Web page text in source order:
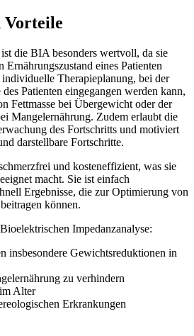
Vorteile
die BIA besonders wertvoll, da sie
eines Patienten
Therapieplanung, bei der
Patienten eingegangen werden kann,
Fettmasse bei Übergewicht oder der
Mangelernährung. Zudem erlaubt die
des Fortschritts und motiviert
darstellbare Fortschritte.
und kosteneffizient, was sie
macht. Sie ist einfach
Ergebnisse, die zur Optimierung von
können.
Impedanzanalyse:
insbesondere Gewichtsreduktionen in
zu verhindern
Alter
Erkrankungen